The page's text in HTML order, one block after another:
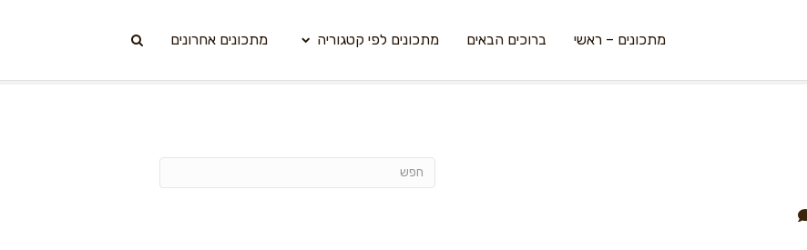
מתכונים – ראשי ברוכים הבאים מתכונים לפי קטגוריה מתכונים אחרונים